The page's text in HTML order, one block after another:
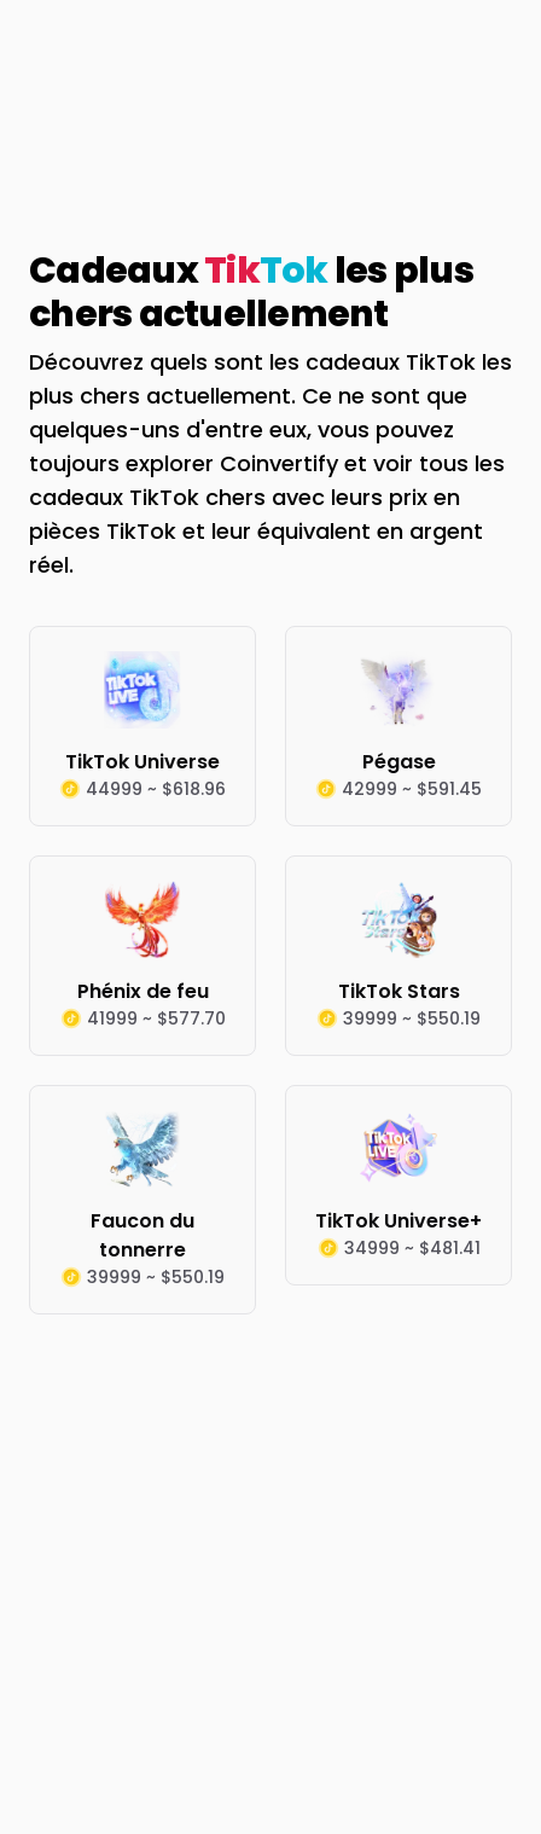
CadeauxTikTokles plus
chers actuellement
Découvrez quels sont les cadeaux TikTok les
plus chers actuellement. Ce ne sont que
quelques-uns d'entre eux, vous pouvez
toujours explorer Coinvertify et voir tous les
cadeaux TikTok chers avec leurs prix en
pièces TikTok et leur équivalent en argent
réel.
TikTok Universe
44999 ~ $618.96
Pégase
42999 ~ $591.45
Phénix de feu
41999 ~ $577.70
TikTok Stars
39999 ~ $550.19
Faucon du
tonnerre
39999 ~ $550.19
TikTok Universe+
34999 ~ $481.41